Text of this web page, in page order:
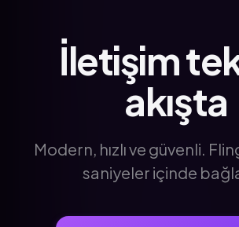
İletişim
akışta
Modern, hızlı ve güvenli.
saniyeler içinde